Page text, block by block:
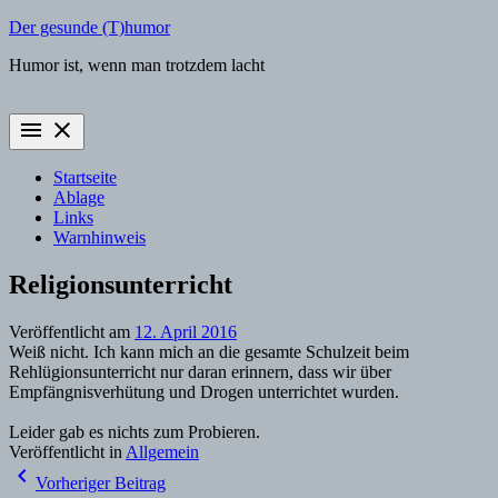
Zum
springen
Der gesunde (T)humor
Humor ist, wenn man trotzdem lacht
menu close
Startseite
Ablage
Links
Warnhinweis
Religionsunterricht
Veröffentlicht am 12. April 2016
Weiß nicht. Ich kann mich an die gesamte Schulzeit beim
Rehlügionsunterricht nur daran erinnern, dass wir über
Empfängnisverhütung und Drogen unterrichtet wurden.
Leider gab es nichts zum Probieren.
Veröffentlicht in Allgemein
Beitragsnavigation
navigate_before Vorheriger Beitrag